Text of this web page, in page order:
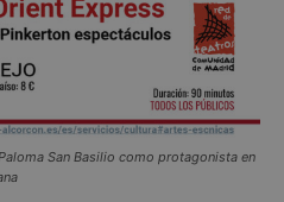
San Basilio como protagonista en